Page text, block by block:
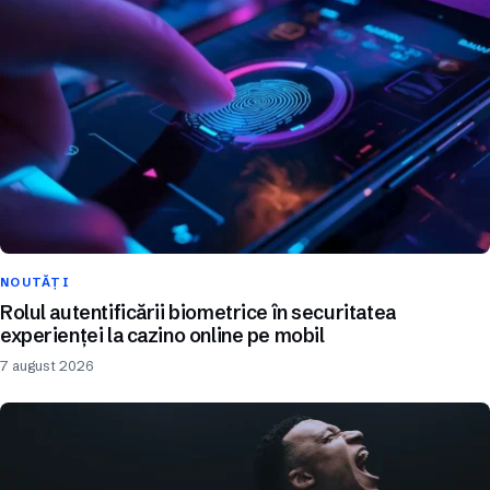
NOUTĂȚI
Rolul autentificării biometrice în securitatea
experienței la cazino online pe mobil
7 august 2026